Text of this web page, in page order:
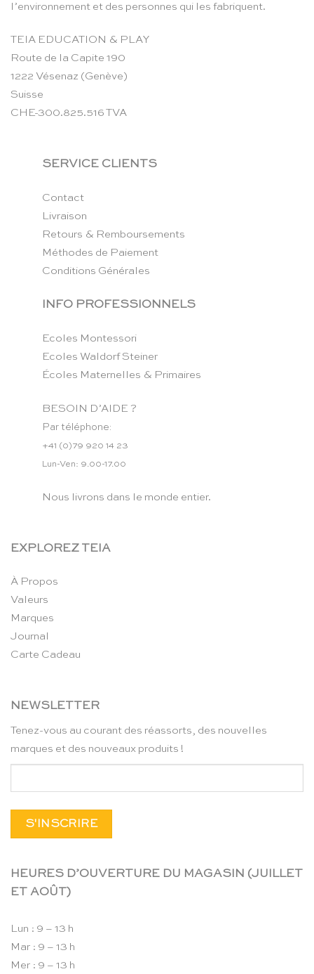
l’environnement et des personnes qui les fabriquent.
TEIA EDUCATION & PLAY
Route de la Capite 190
1222 Vésenaz (Genève)
Suisse
CHE-300.825.516 TVA
SERVICE CLIENTS
Contact
Livraison
Retours & Remboursements
Méthodes de Paiement
Conditions Générales
INFO PROFESSIONNELS
Ecoles Montessori
Ecoles Waldorf Steiner
Écoles Maternelles & Primaires
BESOIN D’AIDE ?
Par téléphone:
+41 (0)79 920 14 23
Lun-Ven: 9.00-17.00
Nous livrons dans le monde entier.
EXPLOREZ TEIA
À Propos
Valeurs
Marques
Journal
Carte Cadeau
NEWSLETTER
Tenez-vous au courant des réassorts, des nouvelles
marques et des nouveaux produits !
HEURES D’OUVERTURE DU MAGASIN (JUILLET
ET AOÛT)
Lun : 9 – 13 h
Mar : 9 – 13 h
Mer : 9 – 13 h